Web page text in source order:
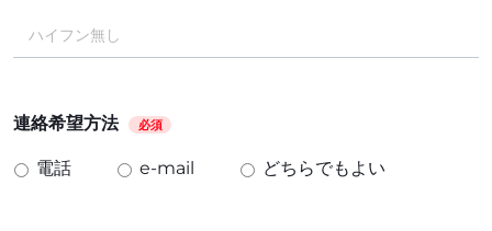
連絡希望方法 必須
電話 e-mail どちらでもよい